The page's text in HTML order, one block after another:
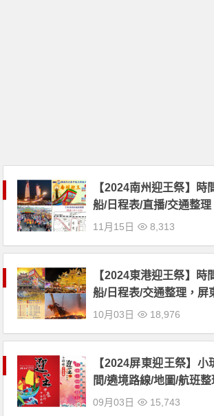
【2024南州迎王祭】時
船/日程表/直播/交通整理
11月15日 8,313
【2024東港迎王祭】時
船/日程表/交通整理，屏
10月03日 18,976
【2024屏東迎王祭】
間/遶境路線/地圖/航班整
09月03日 15,743